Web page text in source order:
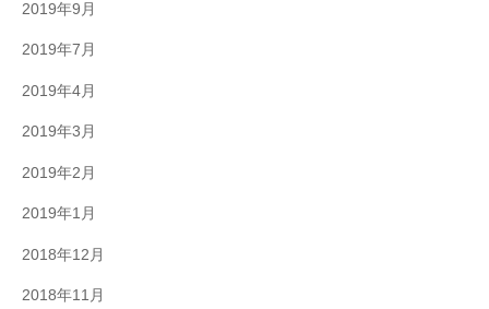
2019年9月
2019年7月
2019年4月
2019年3月
2019年2月
2019年1月
2018年12月
2018年11月